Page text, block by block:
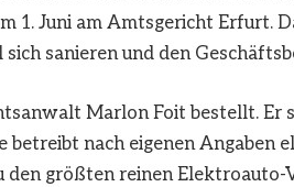
1. Juni am Amtsgericht Erfurt.
sanieren und den
Marlon Foit bestellt. Er
betreibt nach eigenen Angaben
den größten reinen Elektroauto-